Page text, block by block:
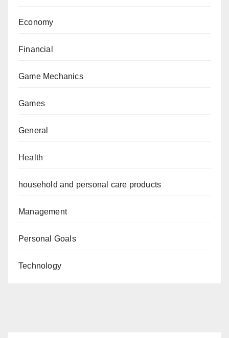
Economy
Financial
Game Mechanics
Games
General
Health
household and personal care products
Management
Personal Goals
Technology